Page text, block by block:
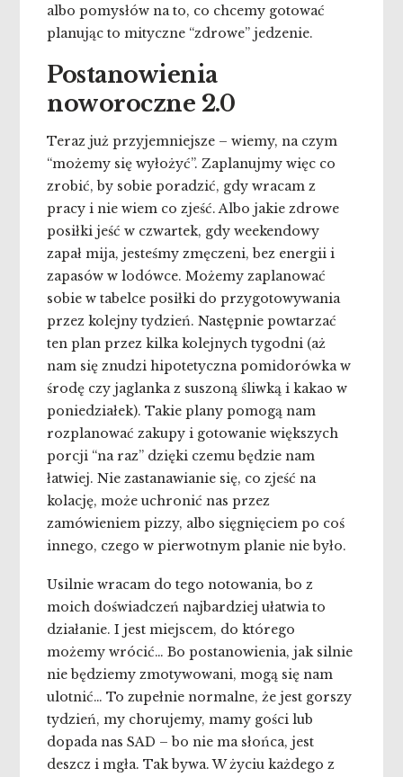
albo pomysłów na to, co chcemy gotować
planując to mityczne “zdrowe” jedzenie.
Postanowienia
noworoczne 2.0
Teraz już przyjemniejsze – wiemy, na czym
“możemy się wyłożyć”. Zaplanujmy więc co
zrobić, by sobie poradzić, gdy wracam z
pracy i nie wiem co zjeść. Albo jakie zdrowe
posiłki jeść w czwartek, gdy weekendowy
zapał mija, jesteśmy zmęczeni, bez energii i
zapasów w lodówce. Możemy zaplanować
sobie w tabelce posiłki do przygotowywania
przez kolejny tydzień. Następnie powtarzać
ten plan przez kilka kolejnych tygodni (aż
nam się znudzi hipotetyczna pomidorówka w
środę czy jaglanka z suszoną śliwką i kakao w
poniedziałek). Takie plany pomogą nam
rozplanować zakupy i gotowanie większych
porcji “na raz” dzięki czemu będzie nam
łatwiej. Nie zastanawianie się, co zjeść na
kolację, może uchronić nas przez
zamówieniem pizzy, albo sięgnięciem po coś
innego, czego w pierwotnym planie nie było.
Usilnie wracam do tego notowania, bo z
moich doświadczeń najbardziej ułatwia to
działanie. I jest miejscem, do którego
możemy wrócić… Bo postanowienia, jak silnie
nie będziemy zmotywowani, mogą się nam
ulotnić… To zupełnie normalne, że jest gorszy
tydzień, my chorujemy, mamy gości lub
dopada nas SAD – bo nie ma słońca, jest
deszcz i mgła. Tak bywa. W życiu każdego z